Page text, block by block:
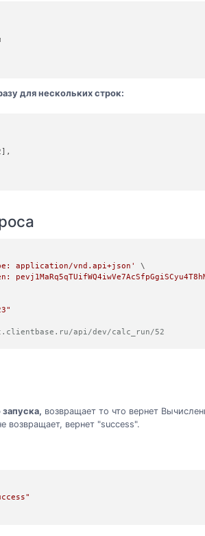
для нескольких строк:
application/vnd.api+json'
\
api/dev/calc_run/52
возвращает то что вернет
возвращает, вернет "success".